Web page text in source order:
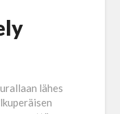
lähes